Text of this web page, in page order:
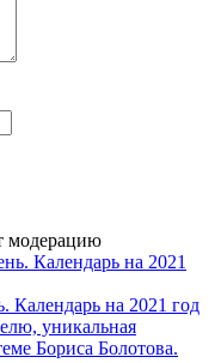
модерацию
Календарь на 2021 год
уникальная
Бориса Болотова.